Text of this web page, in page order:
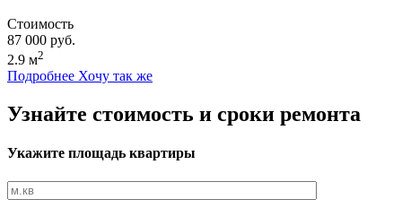
Стоимость
87 000 руб.
2.9 м2
Подробнее Хочу так же
Узнайте стоимость и сроки ремонта
Укажите площадь квартиры